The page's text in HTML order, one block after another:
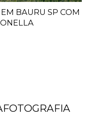
BAURU SP COM